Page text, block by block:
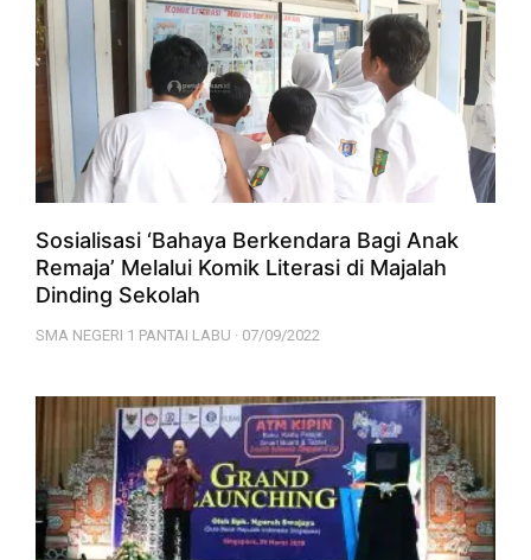
Sosialisasi ‘Bahaya Berkendara Bagi Anak
Remaja’ Melalui Komik Literasi di Majalah
Dinding Sekolah
SMA NEGERI 1 PANTAI LABU 07/09/2022